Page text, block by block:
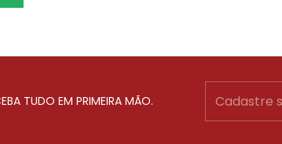
TUDO EM PRIMEIRA MÃO.